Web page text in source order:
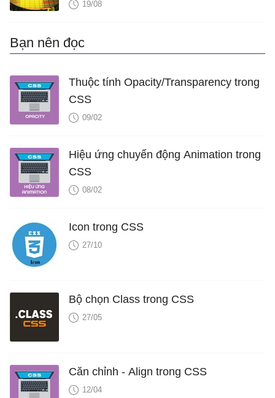
ASML High-NA EUV
19/08
Bạn nên đọc
Thuộc tính Opacity/Transparency trong
CSS
09/02
Hiệu ứng chuyển động Animation trong
CSS
08/02
Icon trong CSS
27/10
Bộ chọn Class trong CSS
27/05
Căn chỉnh - Align trong CSS
12/04